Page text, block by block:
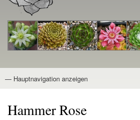
Hauptnavigation
— Hauptnavigation anzeigen
Hammer Rose